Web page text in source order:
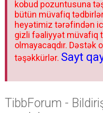
kobud pozuntusuna
bütün müvafiq
heyətimiz tərəfindən
gizli fəaliyyət müvafiq
olmayacaqdır. Dəstək
təşəkkürlər. Sayt
TibbForum -